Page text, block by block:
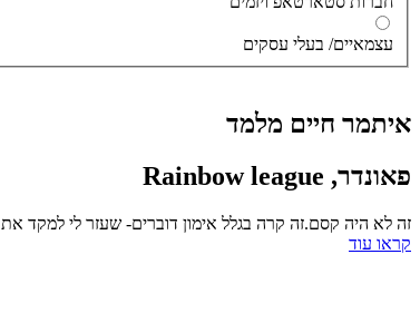
עצמאיים/ בעלי עסקים
איתמר חיים מלמד
פאונדר, Rainbow league
זה לא היה קסם.זה קרה בגלל אימון דוברים- שעזר לי למקד את הסיפור. למרות שהכל השתבש – ובמקום 4
קראו עוד